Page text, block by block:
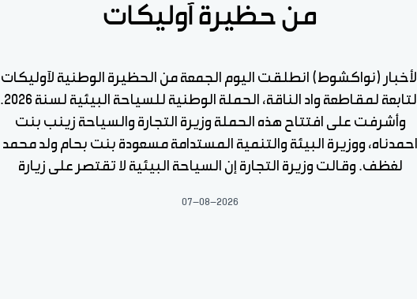
من حظيرة آوليكات
الأخبار (نواكشوط) انطلقت اليوم الجمعة من الحظيرة الوطنية لآوليكات
التابعة لمقاطعة واد الناقة، الحملة الوطنية للسياحة البيئية لسنة 2026.
وأشرفت على افتتاح هذه الحملة وزيرة التجارة والسياحة زينب بنت
احمدناه، ووزيرة البيئة والتنمية المستدامة مسعودة بنت بحام ولد محمد
لغظف. وقالت وزيرة التجارة إن السياحة البيئية لا تقتصر على زيارة
07-08-2026